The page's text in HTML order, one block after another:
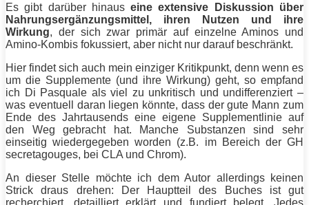
Es gibt darüber hinauseine extensive Diskussion über
Nahrungsergänzungsmittel, ihren Nutzen und ihre
Wirkung, der sich zwar primär auf einzelne Aminos und
Amino-Kombis fokussiert, aber nicht nur darauf beschränkt.
Hier findet sich auch mein einziger Kritikpunkt, denn wenn es
um die Supplemente (und ihre Wirkung) geht, so empfand
ich Di Pasquale als viel zu unkritisch und undifferenziert –
was eventuell daran liegen könnte, dass der gute Mann zum
Ende des Jahrtausends eine eigene Supplementlinie auf
den Weg gebracht hat. Manche Substanzen sind sehr
einseitig wiedergegeben worden (z.B. im Bereich der GH
secretagouges, bei CLA und Chrom).
An dieser Stelle möchte ich dem Autor allerdings keinen
Strick draus drehen: Der Hauptteil des Buches ist gut
recherchiert, detailliert erklärt und fundiert belegt. Jedes